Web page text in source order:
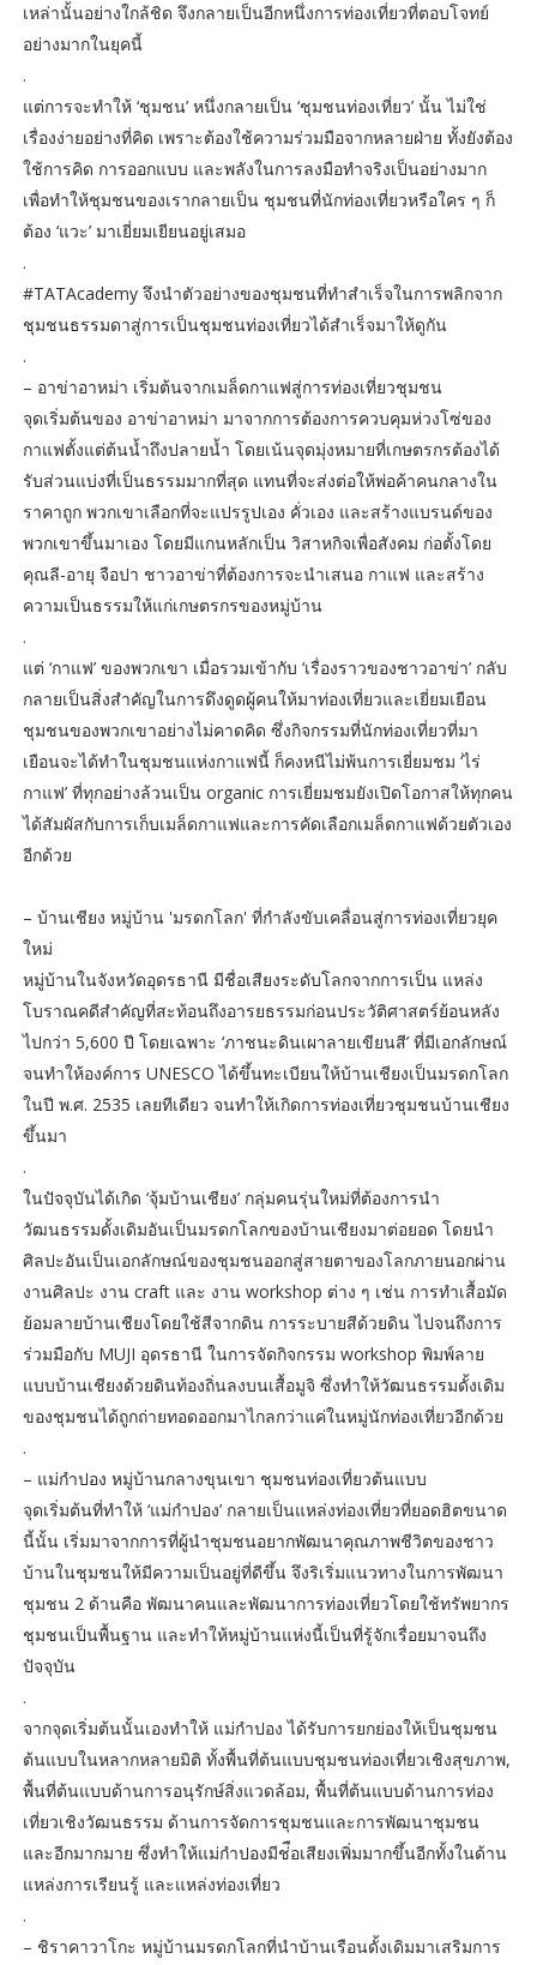
เหล่านั้นอย่างใกล้ชิด จึงกลายเป็นอีกหนึ่งการท่องเที่ยวที่ตอบโจทย์
อย่างมากในยุคนี้
.
แต่การจะทำให้ ‘ชุมชน’ หนึ่งกลายเป็น ‘ชุมชนท่องเที่ยว’ นั้น ไม่ใช่
เรื่องง่ายอย่างที่คิด เพราะต้องใช้ความร่วมมือจากหลายฝ่าย ทั้งยังต้อง
ใช้การคิด การออกแบบ และพลังในการลงมือทำจริงเป็นอย่างมาก
เพื่อทำให้ชุมชนของเรากลายเป็น ชุมชนที่นักท่องเที่ยวหรือใคร ๆ ก็
ต้อง ‘แวะ’ มาเยี่ยมเยียนอยู่เสมอ
.
#TATAcademy จึงนำตัวอย่างของชุมชนที่ทำสำเร็จในการพลิกจาก
ชุมชนธรรมดาสู่การเป็นชุมชนท่องเที่ยวได้สำเร็จมาให้ดูกัน
.
– อาข่าอาหม่า เริ่มต้นจากเมล็ดกาแฟสู่การท่องเที่ยวชุมชน
จุดเริ่มต้นของ อาข่าอาหม่า มาจากการต้องการควบคุมห่วงโซ่ของ
กาแฟตั้งแต่ต้นน้ำถึงปลายน้ำ โดยเน้นจุดมุ่งหมายที่เกษตรกรต้องได้
รับส่วนแบ่งที่เป็นธรรมมากที่สุด แทนที่จะส่งต่อให้พ่อค้าคนกลางใน
ราคาถูก พวกเขาเลือกที่จะแปรรูปเอง คั่วเอง และสร้างแบรนด์ของ
พวกเขาขึ้นมาเอง โดยมีแกนหลักเป็น วิสาหกิจเพื่อสังคม ก่อตั้งโดย
คุณลี-อายุ จือปา ชาวอาข่าที่ต้องการจะนำเสนอ กาแฟ และสร้าง
ความเป็นธรรมให้แก่เกษตรกรของหมู่บ้าน
.
แต่ ‘กาแฟ’ ของพวกเขา เมื่อรวมเข้ากับ ‘เรื่องราวของชาวอาข่า’ กลับ
กลายเป็นสิ่งสำคัญในการดึงดูดผู้คนให้มาท่องเที่ยวและเยี่ยมเยือน
ชุมชนของพวกเขาอย่างไม่คาดคิด ซึ่งกิจกรรมที่นักท่องเที่ยวที่มา
เยือนจะได้ทำในชุมชนแห่งกาแฟนี้ ก็คงหนีไม่พ้นการเยี่ยมชม ‘ไร่
กาแฟ’ ที่ทุกอย่างล้วนเป็น organic การเยี่ยมชมยังเปิดโอกาสให้ทุกคน
ได้สัมผัสกับการเก็บเมล็ดกาแฟและการคัดเลือกเมล็ดกาแฟด้วยตัวเอง
อีกด้วย
– บ้านเชียง หมู่บ้าน 'มรดกโลก' ที่กำลังขับเคลื่อนสู่การท่องเที่ยวยุค
ใหม่
หมู่บ้านในจังหวัดอุดรธานี มีชื่อเสียงระดับโลกจากการเป็น แหล่ง
โบราณคดีสำคัญที่สะท้อนถึงอารยธรรมก่อนประวัติศาสตร์ย้อนหลัง
ไปกว่า 5,600 ปี โดยเฉพาะ ‘ภาชนะดินเผาลายเขียนสี’ ที่มีเอกลักษณ์
จนทำให้องค์การ UNESCO ได้ขึ้นทะเบียนให้บ้านเชียงเป็นมรดกโลก
ในปี พ.ศ. 2535 เลยทีเดียว จนทำให้เกิดการท่องเที่ยวชุมชนบ้านเชียง
ขึ้นมา
.
ในปัจจุบันได้เกิด ‘จุ้มบ้านเชียง’ กลุ่มคนรุ่นใหม่ที่ต้องการนำ
วัฒนธรรมดั้งเดิมอันเป็นมรดกโลกของบ้านเชียงมาต่อยอด โดยนำ
ศิลปะอันเป็นเอกลักษณ์ของชุมชนออกสู่สายตาของโลกภายนอกผ่าน
งานศิลปะ งาน craft และ งาน workshop ต่าง ๆ เช่น การทำเสื้อมัด
ย้อมลายบ้านเชียงโดยใช้สีจากดิน การระบายสีด้วยดิน ไปจนถึงการ
ร่วมมือกับ MUJI อุดรธานี ในการจัดกิจกรรม workshop พิมพ์ลาย
แบบบ้านเชียงด้วยดินท้องถิ่นลงบนเสื้อมูจิ ซึ่งทำให้วัฒนธรรมดั้งเดิม
ของชุมชนได้ถูกถ่ายทอดออกมาไกลกว่าแค่ในหมู่นักท่องเที่ยวอีกด้วย
.
– แม่กำปอง หมู่บ้านกลางขุนเขา ชุมชนท่องเที่ยวต้นแบบ
จุดเริ่มต้นที่ทำให้ ‘แม่กำปอง’ กลายเป็นแหล่งท่องเที่ยวที่ยอดฮิตขนาด
นี้นั้น เริ่มมาจากการที่ผู้นำชุมชนอยากพัฒนาคุณภาพชีวิตของชาว
บ้านในชุมชนให้มีความเป็นอยู่ที่ดีขึ้น จึงริเริ่มแนวทางในการพัฒนา
ชุมชน 2 ด้านคือ พัฒนาคนและพัฒนาการท่องเที่ยวโดยใช้ทรัพยากร
ชุมชนเป็นพื้นฐาน และทำให้หมู่บ้านแห่งนี้เป็นที่รู้จักเรื่อยมาจนถึง
ปัจจุบัน
.
จากจุดเริ่มต้นนั้นเองทำให้ แม่กำปอง ได้รับการยกย่องให้เป็นชุมชน
ต้นแบบในหลากหลายมิติ ทั้งพื้นที่ต้นแบบชุมชนท่องเที่ยวเชิงสุขภาพ,
พื้นที่ต้นแบบด้านการอนุรักษ์สิ่งแวดล้อม, พื้นที่ต้นแบบด้านการท่อง
เที่ยวเชิงวัฒนธรรม ด้านการจัดการชุมชนและการพัฒนาชุมชน
และอีกมากมาย ซึ่งทำให้แม่กำปองมีช่ือเสียงเพิ่มมากขึ้นอีกทั้งในด้าน
แหล่งการเรียนรู้ และแหล่งท่องเที่ยว
.
– ชิราคาวาโกะ หมู่บ้านมรดกโลกที่นำบ้านเรือนดั้งเดิมมาเสริมการ